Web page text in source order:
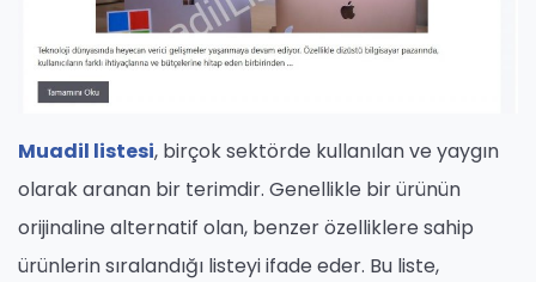
Muadil listesi, birçok sektörde kullanılan ve yaygın
olarak aranan bir terimdir. Genellikle bir ürünün
orijinaline alternatif olan, benzer özelliklere sahip
ürünlerin sıralandığı listeyi ifade eder. Bu liste,